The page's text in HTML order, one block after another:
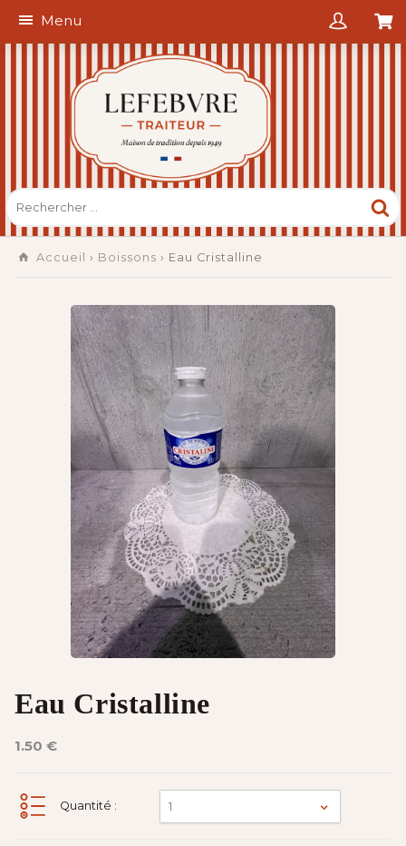
Menu
Accueil › Boissons › Eau Cristalline
Eau Cristalline
1.50 €
Quantité : 1